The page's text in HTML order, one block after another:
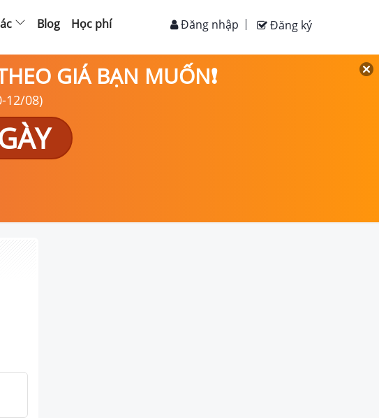
Blog Học phí Đăng ký
Đăng nhập
GIÁ BẠN MUỐN❗
12/08)